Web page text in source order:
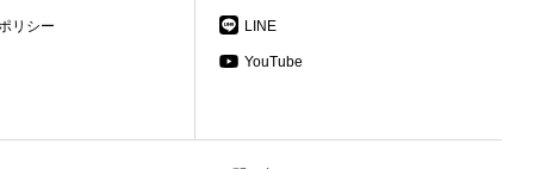
リシー LINE
YouTube